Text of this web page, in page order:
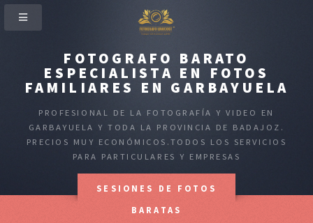
FOTOGRAFO BARATO
ESPECIALISTA EN FOTOS
FAMILIARES EN GARBAYUELA
PROFESIONAL DE LA FOTOGRAFÍA Y VIDEO EN
GARBAYUELA Y TODA LA PROVINCIA DE BADAJOZ.
PRECIOS MUY ECONÓMICOS.TODOS LOS SERVICIOS
PARA PARTICULARES Y EMPRESAS
SESIONES DE FOTOS
BARATAS